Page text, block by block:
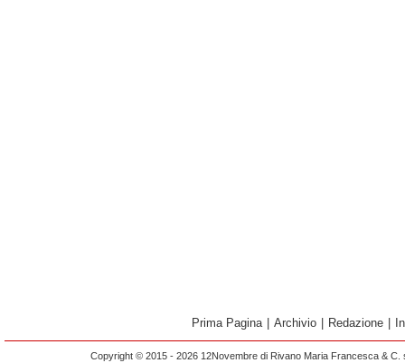
Prima Pagina Archivio Redazione
Copyright © 2015 - 2026 12Novembre di Rivano Maria Francesca &